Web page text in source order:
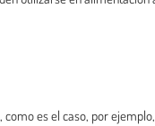
es el caso, por